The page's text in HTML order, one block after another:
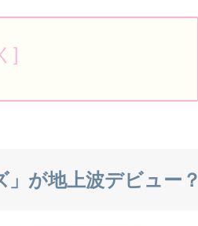
が地上波デビュー？